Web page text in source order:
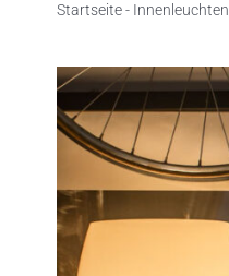
Startseite- Innenleuchten